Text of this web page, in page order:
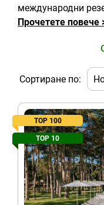
международни
Прочетете повече
Сортиране по:
TOP 100
TOP 10